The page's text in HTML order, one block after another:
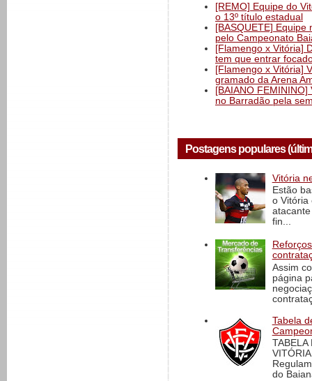
[REMO] Equipe do
o 13º título estadual
[BASQUETE]
pelo Campeonato
[Flamengo x Vitória]
tem que entrar
[Flamengo x Vitória]
gramado da Arena
[BAIANO
no Barradão pela
Postagens populares
Vitória
Estão
o Vitória
fin...
Assim
página
Tabela
TABELA
do